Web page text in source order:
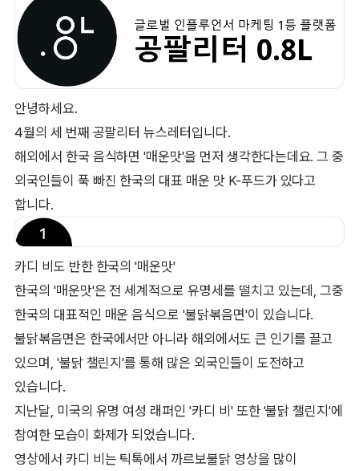
안녕하세요.
4월의 세 번째 공팔리터 뉴스레터입니다.
해외에서 한국 음식하면 '매운맛'을 먼저 생각한다는데요. 그 중
외국인들이 푹 빠진 한국의 대표 매운 맛 K-푸드가 있다고
합니다.
카디 비도 반한 한국의 '매운맛'
한국의 '매운맛'은 전 세계적으로 유명세를 떨치고 있는데, 그중
한국의 대표적인 매운 음식으로 '불닭볶음면'이 있습니다.
불닭볶음면은 한국에서만 아니라 해외에서도 큰 인기를 끌고
있으며, '불닭 챌린지'를 통해 많은 외국인들이 도전하고
있습니다.
지난달, 미국의 유명 여성 래퍼인 '카디 비' 또한 '불닭 챌린지'에
참여한 모습이 화제가 되었습니다.
영상에서 카디 비는 틱톡에서 까르보불닭 영상을 많이